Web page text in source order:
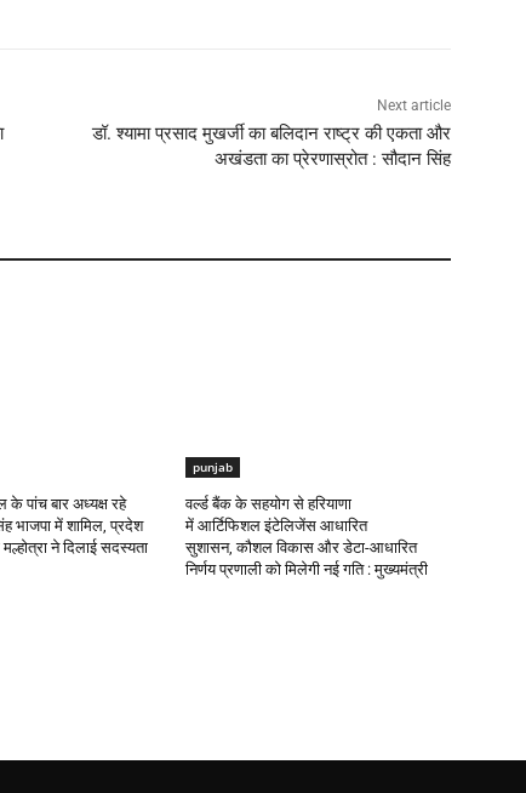
Next article
डॉ. श्यामा प्रसाद मुखर्जी का बलिदान राष्ट्र की एकता और
अखंडता का प्रेरणास्रोत : सौदान सिंह
के पांच बार अध्यक्ष रहे
भाजपा में शामिल, प्रदेश
ने दिलाई सदस्यता
punjab
वर्ल्ड बैंक के सहयोग से हरियाणा
में आर्टिफिशल इंटेलिजेंस आधारित
सुशासन, कौशल विकास और डेटा-आधारित
निर्णय प्रणाली को मिलेगी नई गति : मुख्यमंत्री